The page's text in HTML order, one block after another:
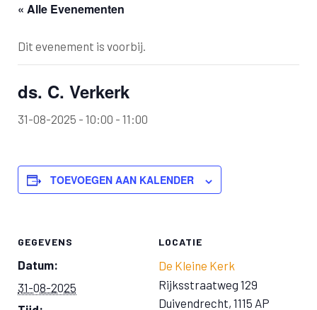
« Alle Evenementen
Dit evenement is voorbij.
ds. C. Verkerk
31-08-2025 - 10:00 - 11:00
TOEVOEGEN AAN KALENDER
GEGEVENS
Datum:
31-08-2025
LOCATIE
De Kleine Kerk
Rijksstraatweg 129
Duivendrecht, 1115 AP